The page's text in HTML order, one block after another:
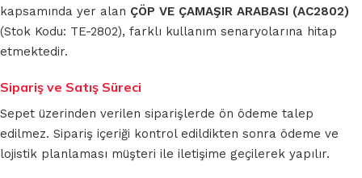
kapsamında yer alan ÇÖP VE ÇAMAŞIR ARABASI (AC2802)
(Stok Kodu: TE-2802), farklı kullanım senaryolarına hitap
etmektedir.
Sipariş ve Satış Süreci
Sepet üzerinden verilen siparişlerde ön ödeme talep
edilmez. Sipariş içeriği kontrol edildikten sonra ödeme ve
lojistik planlaması müşteri ile iletişime geçilerek yapılır.